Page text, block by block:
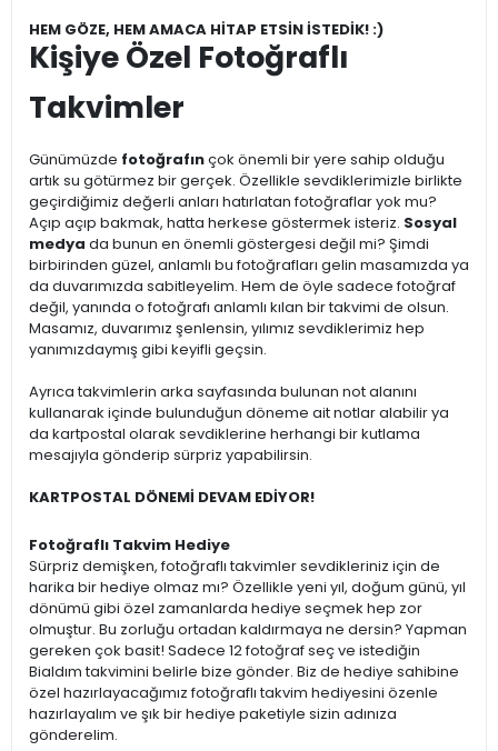
HEM GÖZE, HEM AMACA HİTAP ETSİN İSTEDİK! :)
Kişiye Özel Fotoğraflı
Takvimler
Günümüzde fotoğrafınçok önemli bir yere sahip olduğu
artık su götürmez bir gerçek. Özellikle sevdiklerimizle birlikte
geçirdiğimiz değerli anları hatırlatan fotoğraflar yok mu?
Açıp açıp bakmak, hatta herkese göstermek isteriz. Sosyal
medya da bunun en önemli göstergesi değil mi? Şimdi
birbirinden güzel, anlamlı bu fotoğrafları gelin masamızda ya
da duvarımızda sabitleyelim. Hem de öyle sadece fotoğraf
değil, yanında o fotoğrafı anlamlı kılan bir takvimi de olsun.
Masamız, duvarımız şenlensin, yılımız sevdiklerimiz hep
yanımızdaymış gibi keyifli geçsin.
Ayrıca takvimlerin arka sayfasında bulunan not alanını
kullanarak içinde bulunduğun döneme ait notlar alabilir ya
da kartpostal olarak sevdiklerine herhangi bir kutlama
mesajıyla gönderip sürpriz yapabilirsin.
KARTPOSTAL DÖNEMİ DEVAM EDİYOR!
Fotoğraflı Takvim Hediye
Sürpriz demişken, fotoğraflı takvimler sevdikleriniz için de
harika bir hediye olmaz mı? Özellikle yeni yıl, doğum günü, yıl
dönümü gibi özel zamanlarda hediye seçmek hep zor
olmuştur. Bu zorluğu ortadan kaldırmaya ne dersin? Yapman
gereken çok basit! Sadece 12 fotoğraf seç ve istediğin
Bialdım takvimini belirle bize gönder. Biz de hediye sahibine
özel hazırlayacağımız fotoğraflı takvim hediyesini özenle
hazırlayalım ve şık bir hediye paketiyle sizin adınıza
gönderelim.